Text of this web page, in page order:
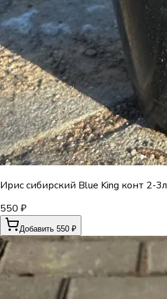
Ирис сибирский Blue King конт 2-3л
550 ₽
Добавить 550 ₽